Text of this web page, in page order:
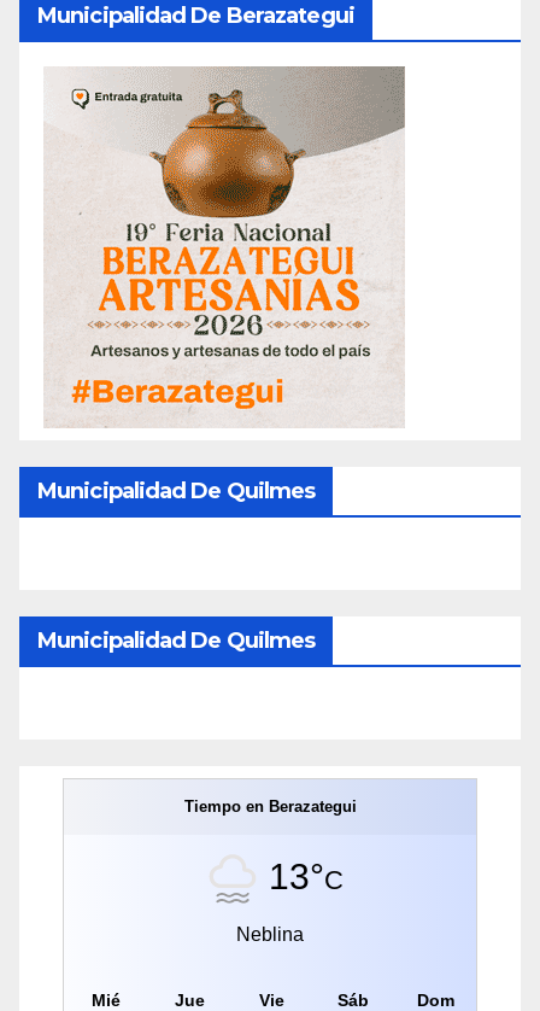
Municipalidad De Berazategui
Municipalidad De Quilmes
Municipalidad De Quilmes
Tiempo en Berazategui
13°C
Neblina
Mié Jue Vie Sáb Dom